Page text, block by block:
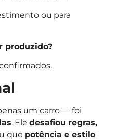
ou para
produzido?
um carro — foi
. Eledesafiou regras,
que potência e estilo